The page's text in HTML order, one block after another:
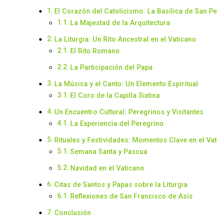
El Corazón del Catolicismo: La Basílica de San
La Majestad de la Arquitectura
La Liturgia: Un Rito Ancestral en el Vaticano
El Rito Romano
La Participación del Papa
La Música y el Canto: Un Elemento Espiritual
El Coro de la Capilla Sixtina
Un Encuentro Cultural: Peregrinos y Visitantes
La Experiencia del Peregrino
Rituales y Festividades: Momentos Clave en el
Semana Santa y Pascua
Navidad en el Vaticano
Citas de Santos y Papas sobre la Liturgia
Reflexiones de San Francisco de Asís
Conclusión